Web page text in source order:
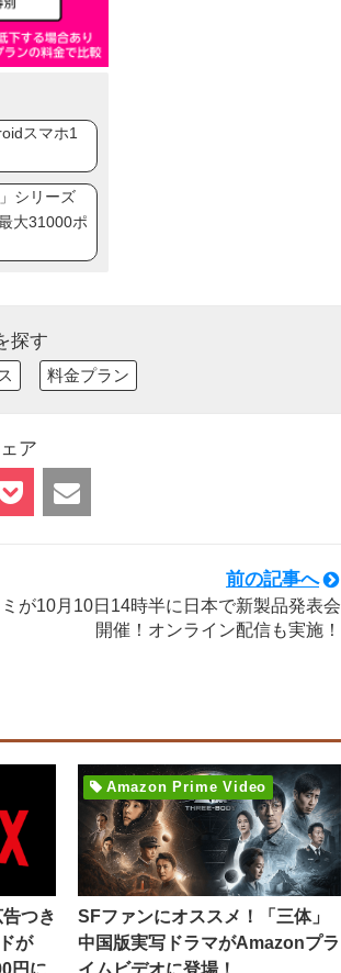
スマホ1
シリーズ
大31000ポ
探す
料金プラン
ア
前の記事へ
が10月10日14時半に日本で新製品発表会
開催！オンライン配信も実施！
つき
が
円に
Amazon Prime Video
SFファンにオススメ！「三体」
中国版実写ドラマがAmazonプラ
イムビデオに登場！